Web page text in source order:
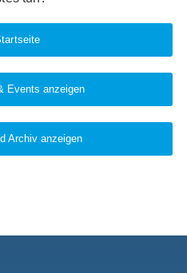
Events anzeigen
Archiv anzeigen